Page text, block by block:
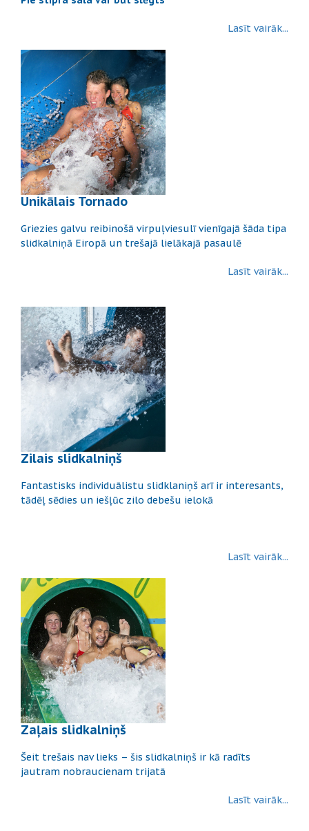
Lasīt vairāk...
Unikālais Tornado
Griezies galvu reibinošā virpuļviesulī vienīgajā šāda tipa
slidkalniņā Eiropā un trešajā lielākajā pasaulē
Lasīt vairāk...
Zilais slidkalniņš
Fantastisks individuālistu slidklaniņš arī ir interesants,
tādēļ sēdies un iešļūc zilo debešu ielokā
Lasīt vairāk...
Zaļais slidkalniņš
Šeit trešais nav lieks – šis slidkalniņš ir kā radīts
jautram nobraucienam trijatā
Lasīt vairāk...